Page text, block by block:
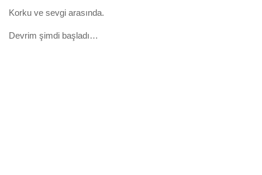
Korku ve sevgi arasında.
Devrim şimdi başladı…